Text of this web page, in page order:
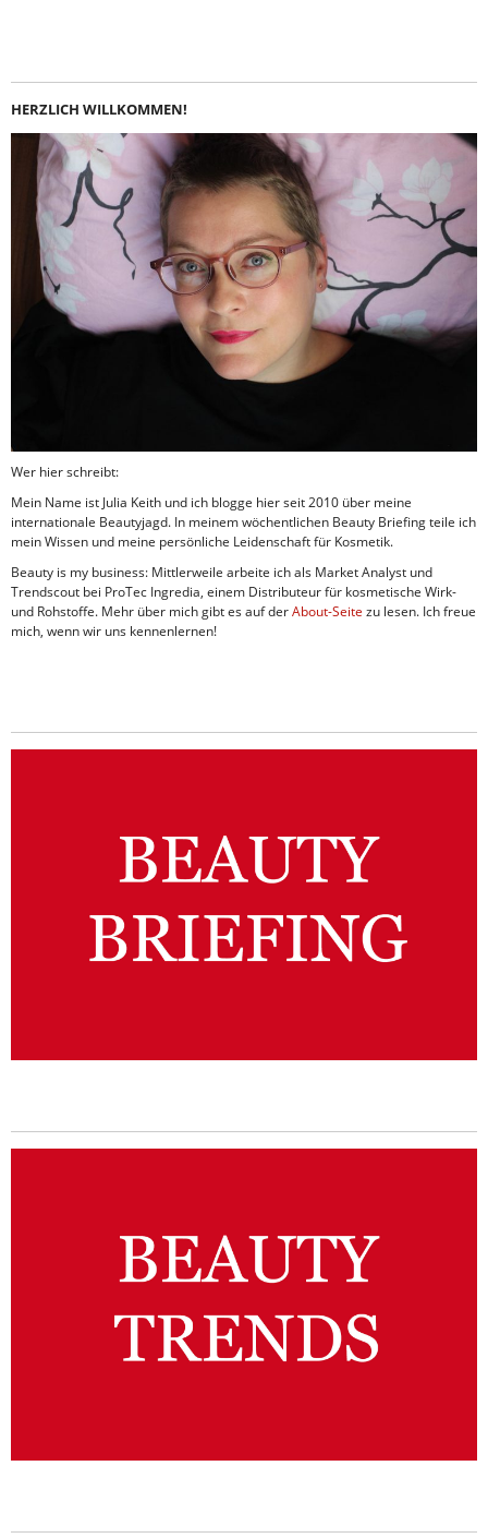
HERZLICH WILLKOMMEN!
Wer hier schreibt:
Mein Name ist Julia Keith und ich blogge hier seit 2010 über meine
internationale Beautyjagd. In meinem wöchentlichen Beauty Briefing teile ich
mein Wissen und meine persönliche Leidenschaft für Kosmetik.
Beauty is my business: Mittlerweile arbeite ich als Market Analyst und
Trendscout bei ProTec Ingredia, einem Distributeur für kosmetische Wirk-
und Rohstoffe. Mehr über mich gibt es auf derAbout-Seite zu lesen. Ich freue
mich, wenn wir uns kennenlernen!